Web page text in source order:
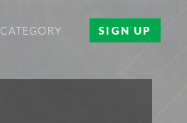
CATEGORY SIGN UP